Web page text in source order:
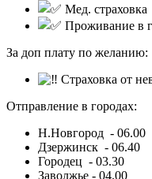
Мед. страховка
Проживание в
За доп плату по желанию:
Страховка от
Отправление в городах:
Н.Новгород - 06.00
Дзержинск - 06.40
Городец - 03.30
Заволжье - 04.00